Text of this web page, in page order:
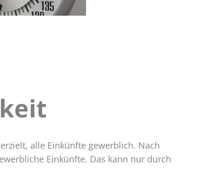
alle Einkünfte gewerblich. Nach
Einkünfte. Das kann nur durch